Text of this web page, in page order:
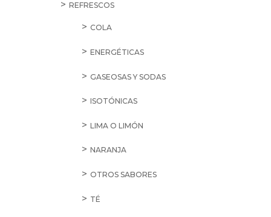
REFRESCOS
COLA
ENERGÉTICAS
GASEOSAS Y SODAS
ISOTÓNICAS
LIMA O LIMÓN
NARANJA
OTROS SABORES
TÉ